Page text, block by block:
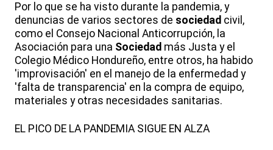
Por lo que se ha visto durante la pandemia, y
denuncias de varios sectores de sociedad civil,
como el Consejo Nacional Anticorrupción, la
Asociación para una Sociedad más Justa y el
Colegio Médico Hondureño, entre otros, ha habido
'improvisación' en el manejo de la enfermedad y
'falta de transparencia' en la compra de equipo,
materiales y otras necesidades sanitarias.
EL PICO DE LA PANDEMIA SIGUE EN ALZA